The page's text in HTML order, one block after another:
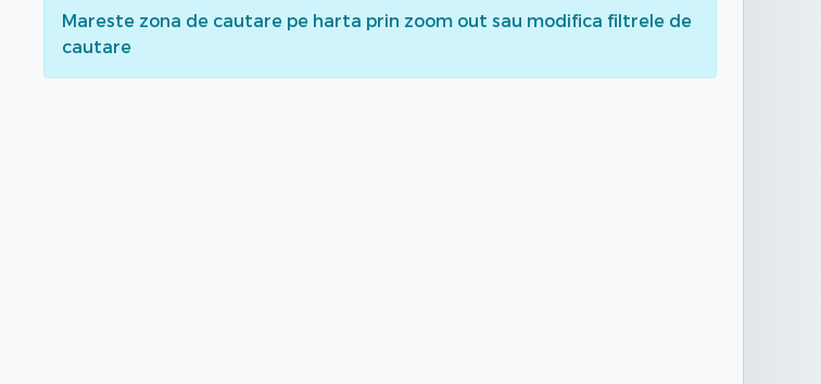
Mareste zona de cautare pe harta prin zoom out sau modifica filtrele de
cautare